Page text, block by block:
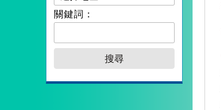
關鍵詞：